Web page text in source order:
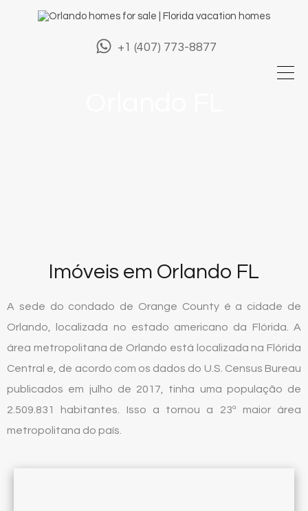
+1 (407) 773-8877
Imóveis em Orlando FL
A sede do condado de Orange County é a cidade de
Orlando, localizada no estado americano da Flórida. A
área metropolitana de Orlando está localizada na Flórida
Central e, de acordo com os dados do U.S. Census Bureau
publicados em julho de 2017, tinha uma população de
2.509.831 habitantes. Isso a tornou a 23ª maior área
metropolitana do país.